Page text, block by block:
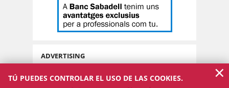
ADVERTISING
TÚ PUEDES CONTROLAR EL USO DE LAS COOKIES.
×